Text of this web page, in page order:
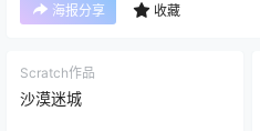
海报分享 收藏
Scratch作品
沙漠迷城